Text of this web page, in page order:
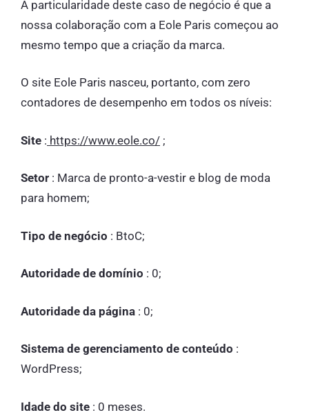
A particularidade deste caso de negócio é que a
nossa colaboração com a Eole Paris começou ao
mesmo tempo que a criação da marca.
O site Eole Paris nasceu, portanto, com zero
contadores de desempenho em todos os níveis:
Site : https://www.eole.co/ ;
Setor : Marca de pronto-a-vestir e blog de moda
para homem;
Tipo de negócio : BtoC;
Autoridade de domínio : 0;
Autoridade da página : 0;
Sistema de gerenciamento de conteúdo :
WordPress;
Idade do site : 0 meses.